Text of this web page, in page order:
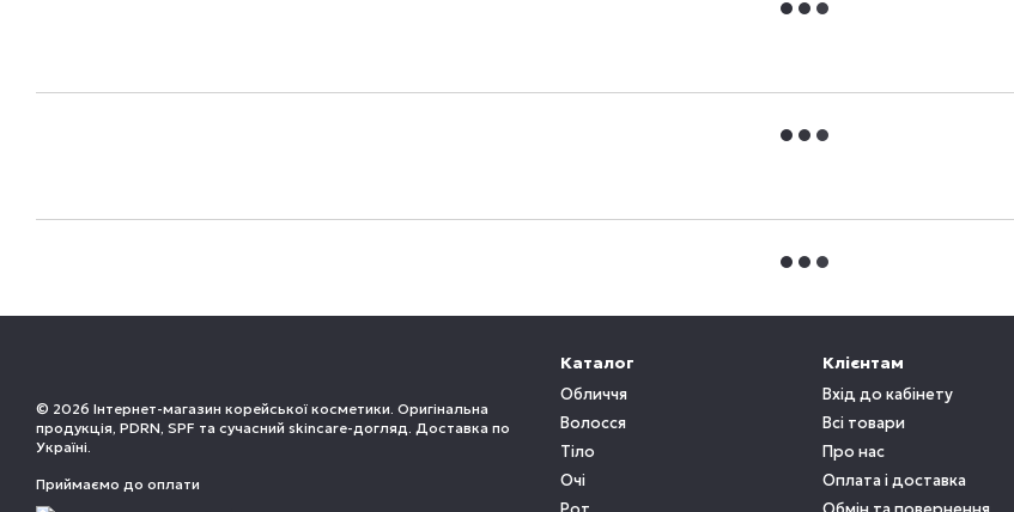
© 2026 Інтернет-магазин корейської косметики. Оригінальна
продукція, PDRN, SPF та сучасний skincare-догляд. Доставка по
Україні.
Приймаємо до оплати
Каталог
Обличчя
Волосся
Тіло
Очі
Клієнтам
Вхід до кабінету
Всі товари
Про нас
Оплата і доставка